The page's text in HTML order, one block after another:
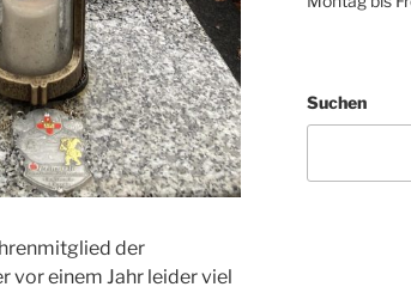
der
vor einem Jahr leider viel
Suchen